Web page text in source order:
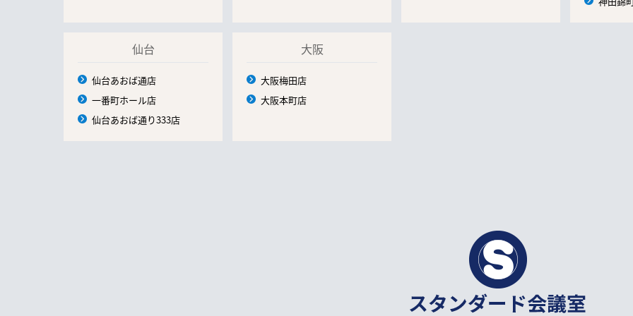
仙台
仙台あおば通店
一番町ホール店
仙台あおば通り333店
大阪
大阪梅田店
大阪本町店